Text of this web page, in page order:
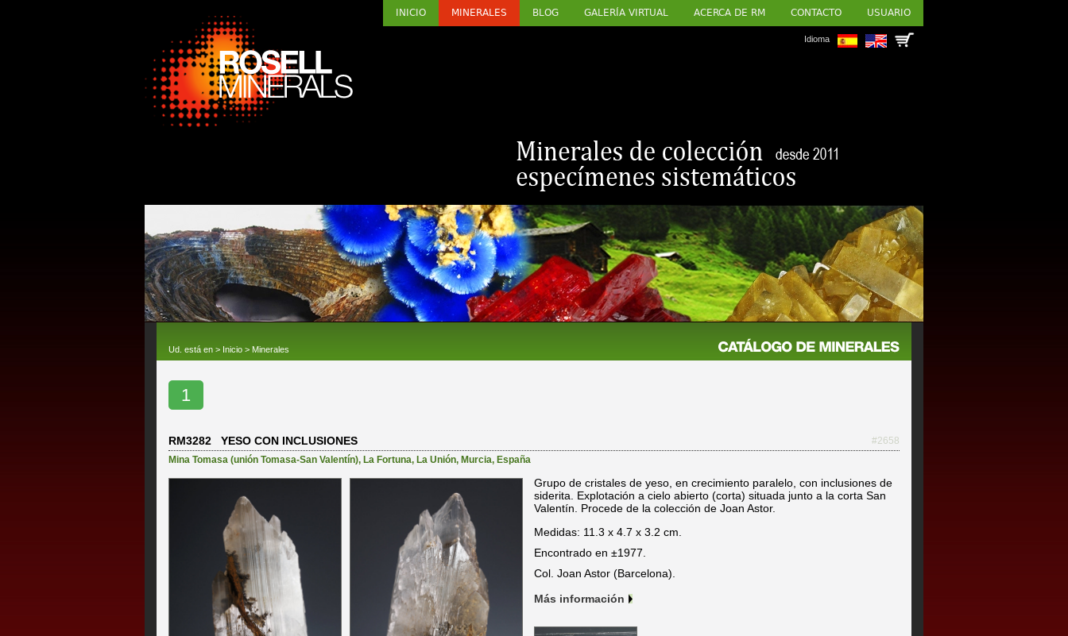
INICIO MINERALES BLOG GALERÍA VIRTUAL ACERCA DE RM CONTACTO USUARIO
Idioma
Ud. está en > Inicio > Minerales
1
RM3282 YESO CON INCLUSIONES
#2658
Mina Tomasa (unión Tomasa-San Valentín), La Fortuna, La Unión, Murcia, España
Grupo de cristales de yeso, en crecimiento paralelo, con inclusiones de
siderita. Explotación a cielo abierto (corta) situada junto a la corta San
Valentín. Procede de la colección de Joan Astor.
Medidas: 11.3 x 4.7 x 3.2 cm.
Encontrado en ±1977.
Col. Joan Astor (Barcelona).
Más información